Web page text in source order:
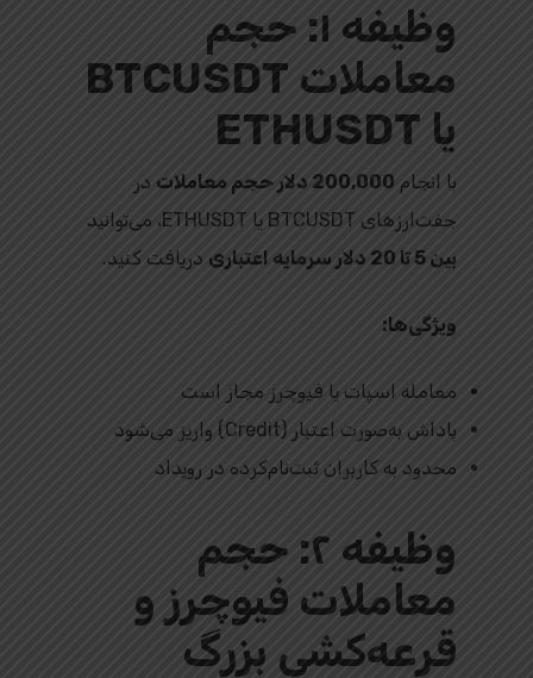
وظیفه ۱: حجم
معاملات BTCUSDT
یا ETHUSDT
با انجام 200,000 دلار حجم معاملات
در
جفت‌ارزهای BTCUSDT یا ETHUSDT، می‌توانید
بین 5 تا 20 دلار سرمایه اعتباری
دریافت کنید.
ویژگی‌ها:
معامله اسپات یا فیوچرز مجاز است
پاداش به‌صورت اعتبار (Credit) واریز می‌شود
محدود به کاربران ثبت‌نام‌کرده در رویداد
وظیفه ۲: حجم
معاملات فیوچرز و
قرعه‌کشی بزرگ